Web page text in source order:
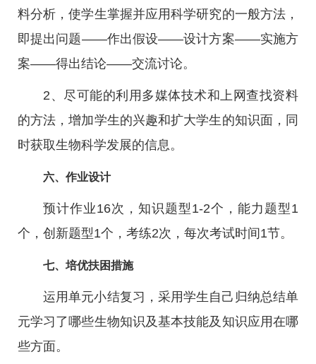
料分析，使学生掌握并应用科学研究的一般方法，
即提出问题——作出假设——设计方案——实施方
案——得出结论——交流讨论。
2、尽可能的利用多媒体技术和上网查找资料
的方法，增加学生的兴趣和扩大学生的知识面，同
时获取生物科学发展的信息。
六、作业设计
预计作业16次，知识题型1-2个，能力题型1
个，创新题型1个，考练2次，每次考试时间1节。
七、培优扶困措施
运用单元小结复习，采用学生自己归纳总结单
元学习了哪些生物知识及基本技能及知识应用在哪
些方面。